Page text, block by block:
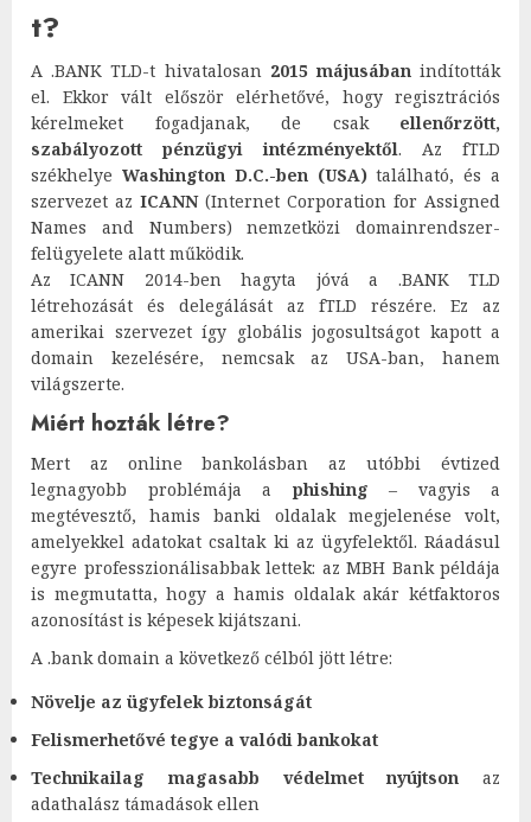
t?
A .BANK TLD-t hivatalosan 2015 májusábanindították
el. Ekkor vált először elérhetővé, hogy regisztrációs
kérelmeket fogadjanak, de csak ellenőrzött,
szabályozott pénzügyi intézményektől. Az fTLD
székhelye Washington D.C.-ben (USA)található, és a
szervezet az ICANN(Internet Corporation for Assigned
Names and Numbers) nemzetközi domainrendszer-
felügyelete alatt működik.
Az ICANN 2014-ben hagyta jóvá a .BANK TLD
létrehozását és delegálását az fTLD részére. Ez az
amerikai szervezet így globális jogosultságot kapott a
domain kezelésére, nemcsak az USA-ban, hanem
világszerte.
Miért hozták létre?
Mert az online bankolásban az utóbbi évtized
legnagyobb problémája a phishing – vagyis a
megtévesztő, hamis banki oldalak megjelenése volt,
amelyekkel adatokat csaltak ki az ügyfelektől. Ráadásul
egyre professzionálisabbak lettek: az MBH Bank példája
is megmutatta, hogy a hamis oldalak akár kétfaktoros
azonosítást is képesek kijátszani.
A .bank domain a következő célból jött létre:
Növelje az ügyfelek biztonságát
Felismerhetővé tegye a valódi bankokat
Technikailag magasabb védelmet nyújtson az
adathalász támadások ellen